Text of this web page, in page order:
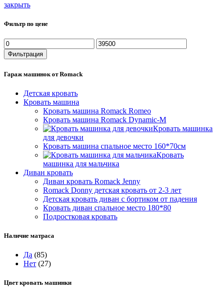
закрыть
Фильтр по цене
Минимальная
цена
Максимальная
цена
Фильтрация
Гараж машинок от Romack
Детская кровать
Кровать машина
Кровать машина Romack Romeo
Кровать машина Romack Dynamic-M
Кровать машинка
для девочки
Кровать машина спальное место 160*70см
Кровать
машинка для мальчика
Диван кровать
Диван кровать Romack Jenny
Romack Donny детская кровать от 2-3 лет
Детская кровать диван с бортиком от падения
Кровать диван спальное место 180*80
Подростковая кровать
Наличие матраса
Да (85)
Нет (27)
Цвет кровать машинки